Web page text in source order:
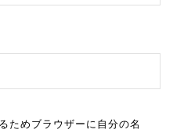
ためブラウザーに自分の名